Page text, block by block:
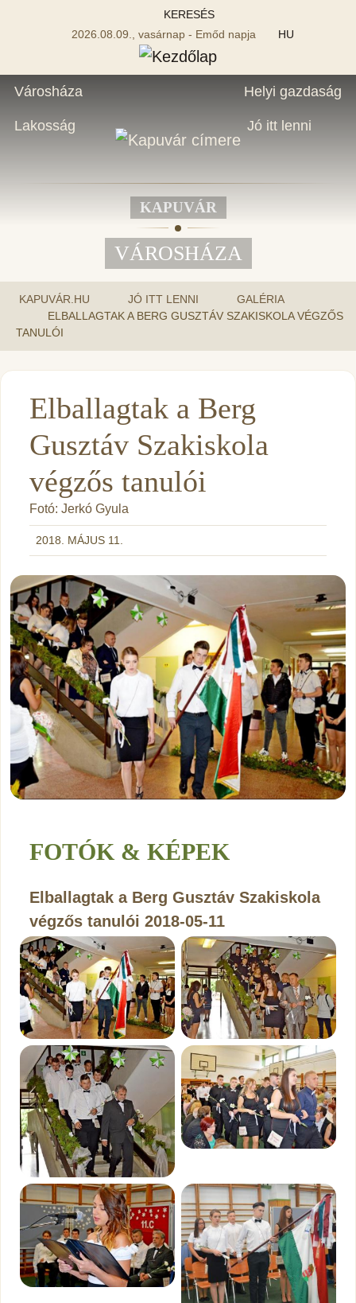
KERESÉS
2026.08.09., vasárnap - Emőd napja
HU
Városháza
Lakosság
Helyi gazdaság
Jó itt lenni
KAPUVÁR
VÁROSHÁZA
KAPUVÁR.HU JÓ ITT LENNI
GALÉRIA
ELBALLAGTAK A BERG GUSZTÁV SZAKISKOLA VÉGZŐS
TANULÓI
Elballagtak a Berg
Gusztáv Szakiskola
végzős tanulói
Fotó: Jerkó Gyula
2018. MÁJUS 11.
FOTÓK & KÉPEK
Elballagtak a Berg Gusztáv Szakiskola
végzős tanulói 2018-05-11